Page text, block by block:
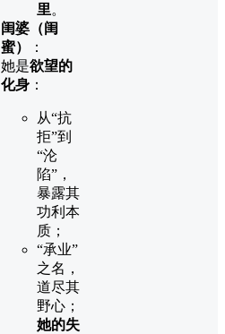
里。
闺婆（闺
蜜）
：
她是欲望的
化身 ：
从“抗
拒”到
“沦
陷”，
暴露其
功利本
质；
“承业”
之名，
道尽其
野心；
她的失